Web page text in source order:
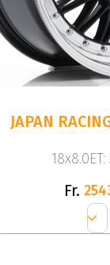
JAPAN
Fr.